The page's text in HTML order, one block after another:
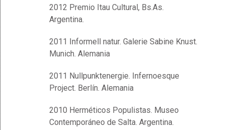
2012 Premio Itau Cultural, Bs.As.
Argentina.
2011 Informell natur. Galerie Sabine Knust.
Munich. Alemania
2011 Nullpunktenergie. Infernoesque
Project. Berlín. Alemania
2010 Herméticos Populistas. Museo
Contemporáneo de Salta. Argentina.